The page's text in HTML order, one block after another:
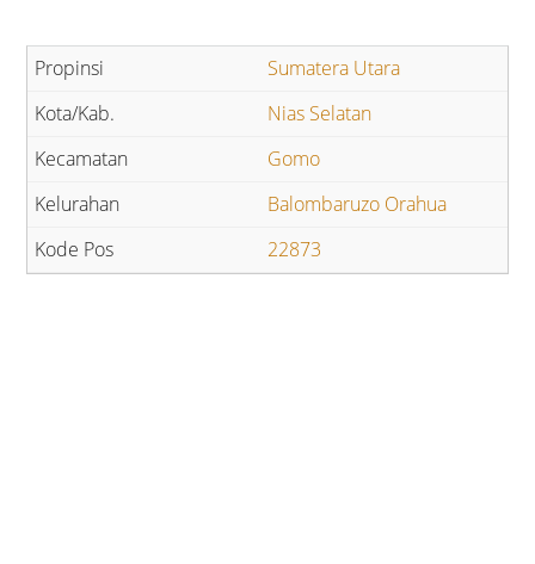
Sumatera Utara
Nias Selatan
Gomo
Balombaruzo Orahua
22873